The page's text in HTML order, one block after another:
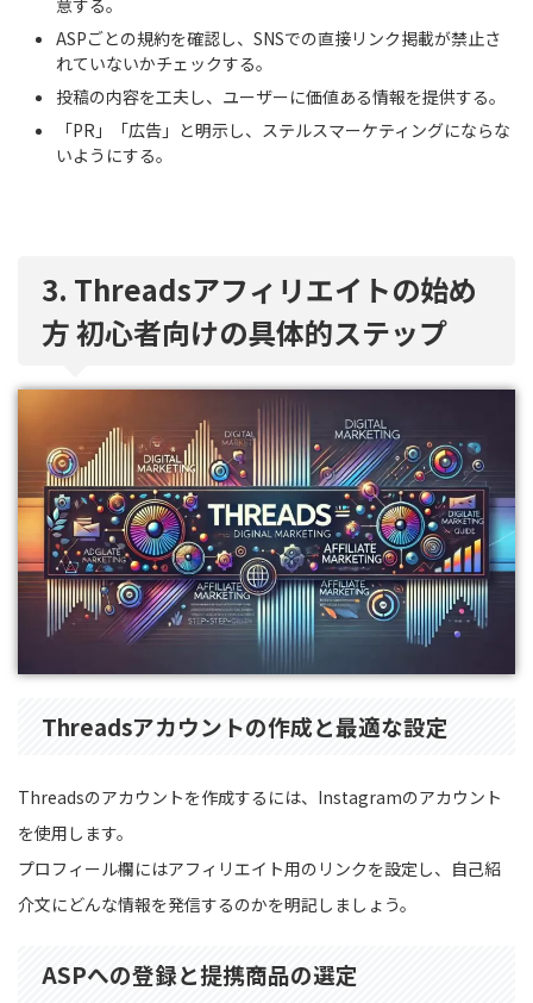
意する。
ASPごとの規約を確認し、SNSでの直接リンク掲載が禁止さ
れていないかチェックする。
投稿の内容を工夫し、ユーザーに価値ある情報を提供する。
「PR」「広告」と明示し、ステルスマーケティングにならな
いようにする。
3. Threadsアフィリエイトの始め
方 初心者向けの具体的ステップ
Threadsアカウントの作成と最適な設定
Threadsのアカウントを作成するには、Instagramのアカウント
を使用します。
プロフィール欄にはアフィリエイト用のリンクを設定し、自己紹
介文にどんな情報を発信するのかを明記しましょう。
ASPへの登録と提携商品の選定